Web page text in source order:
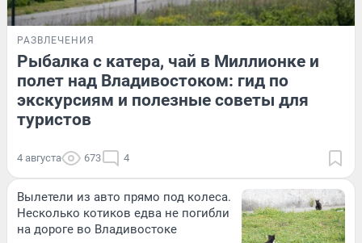
РАЗВЛЕЧЕНИЯ
Рыбалка с катера, чай в Миллионке и
полет над Владивостоком: гид по
экскурсиям и полезные советы для
туристов
4 августа 673 4
Вылетели из авто прямо под колеса.
Несколько котиков едва не погибли
на дороге во Владивостоке